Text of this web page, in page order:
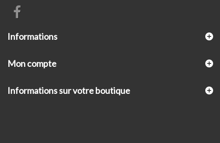
Informations
Mon compte
Informations sur votre boutique